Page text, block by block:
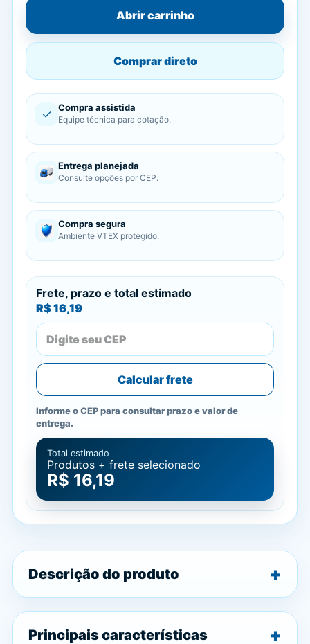
Abrir carrinho
Comprar direto
✓ Compra assistida
Equipe técnica para cotação.
Entrega planejada
Consulte opções por CEP.
Compra segura
Ambiente VTEX protegido.
Frete, prazo e total estimado
R$ 16,19
Calcular frete
Informe o CEP para consultar prazo e valor de
entrega.
Total estimado
Produtos + frete selecionado
R$ 16,19
Descrição do produto
Principais características